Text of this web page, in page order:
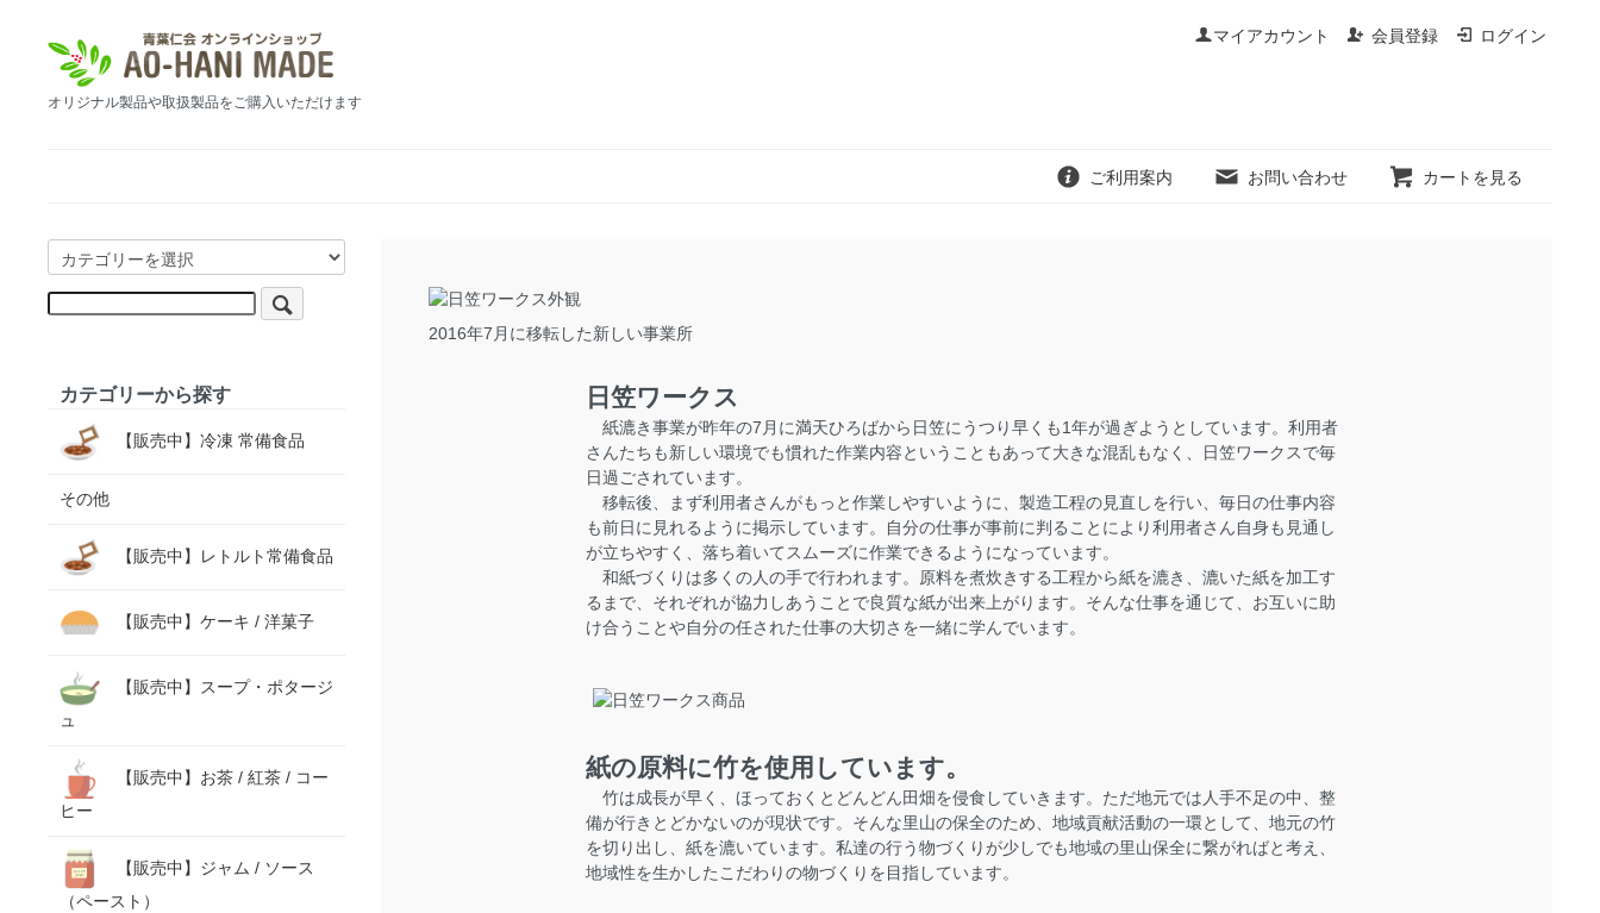
マイアカウント 会員登録 ログイン
オリジナル製品や取扱製品をご購入いただけます
ご利用案内 お問い合わせ カートを見る
2016年7月に移転した新しい事業所
日笠ワークス
紙漉き事業が昨年の7月に満天ひろばから日笠にうつり早くも1年が過ぎようとしています。利用者
さんたちも新しい環境でも慣れた作業内容ということもあって大きな混乱もなく、日笠ワークスで毎
日過ごされています。
移転後、まず利用者さんがもっと作業しやすいように、製造工程の見直しを行い、毎日の仕事内容
も前日に見れるように掲示しています。自分の仕事が事前に判ることにより利用者さん自身も見通し
が立ちやすく、落ち着いてスムーズに作業できるようになっています。
和紙づくりは多くの人の手で行われます。原料を煮炊きする工程から紙を漉き、漉いた紙を加工す
るまで、それぞれが協力しあうことで良質な紙が出来上がります。そんな仕事を通じて、お互いに助
け合うことや自分の任された仕事の大切さを一緒に学んでいます。
紙の原料に竹を使用しています。
竹は成長が早く、ほっておくとどんどん田畑を侵食していきます。ただ地元では人手不足の中、整
備が行きとどかないのが現状です。そんな里山の保全のため、地域貢献活動の一環として、地元の竹
を切り出し、紙を漉いています。私達の行う物づくりが少しでも地域の里山保全に繋がればと考え、
地域性を生かしたこだわりの物づくりを目指しています。
カテゴリーから探す
【販売中】冷凍 常備食品
その他
【販売中】レトルト常備食品
【販売中】ケーキ / 洋菓子
【販売中】スープ・ポタージ
ュ
【販売中】お茶 / 紅茶 / コー
ヒー
【販売中】ジャム / ソース
（ペースト）